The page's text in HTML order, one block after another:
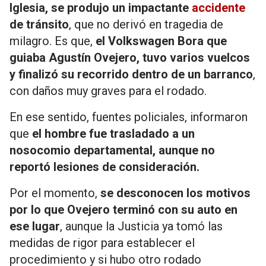
Iglesia, se produjo un impactante accidente
de tránsito, que no derivó en tragedia de
milagro. Es que, el Volkswagen Bora que
guiaba Agustín Ovejero, tuvo varios vuelcos
y finalizó su recorrido dentro de un barranco,
con daños muy graves para el rodado.
En ese sentido, fuentes policiales, informaron
que el hombre fue trasladado a un
nosocomio departamental, aunque no
reportó lesiones de consideración.
Por el momento, se desconocen los motivos
por lo que Ovejero terminó con su auto en
ese lugar, aunque la Justicia ya tomó las
medidas de rigor para establecer el
procedimiento y si hubo otro rodado